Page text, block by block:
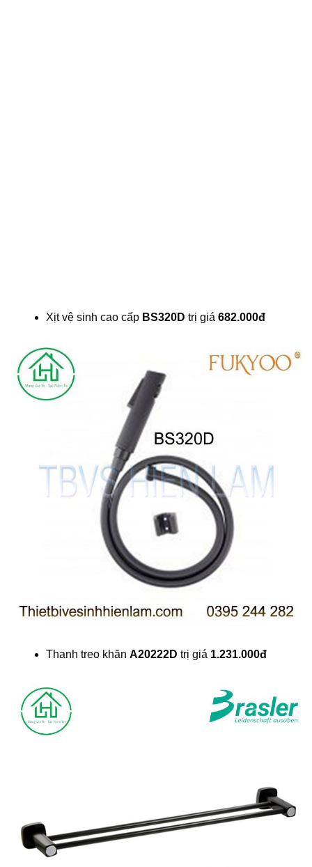
Xịt vệ sinh cao cấp BS320D trị giá 682.000đ
Thanh treo khăn A20222D trị giá 1.231.000đ